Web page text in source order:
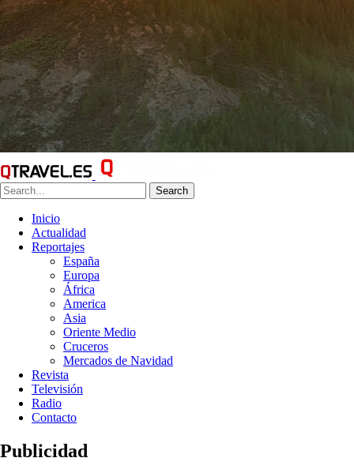
Search
Inicio
Actualidad
Reportajes
España
Europa
África
America
Asia
Oriente Medio
Cruceros
Mercados de Navidad
Revista
Televisión
Radio
Contacto
Publicidad